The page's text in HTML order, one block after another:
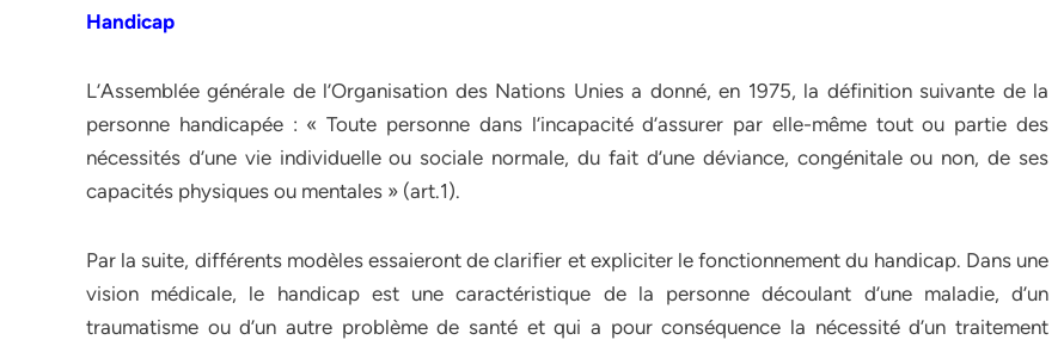
Handicap
L’Assemblée générale de l’Organisation des Nations Unies a donné, en 1975, la définition suivante de la
personne handicapée : « Toute personne dans l’incapacité d’assurer par elle-même tout ou partie des
nécessités d’une vie individuelle ou sociale normale, du fait d’une déviance, congénitale ou non, de ses
capacités physiques ou mentales » (art.1).
Par la suite, différents modèles essaieront de clarifier et expliciter le fonctionnement du handicap. Dans une
vision médicale, le handicap est une caractéristique de la personne découlant d’une maladie, d’un
traumatisme ou d’un autre problème de santé et qui a pour conséquence la nécessité d’un traitement